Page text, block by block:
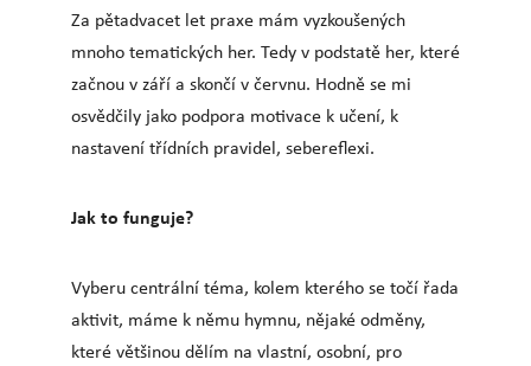
Za pětadvacet let praxe mám vyzkoušených
mnoho tematických her. Tedy v podstatě her, které
začnou v září a skončí v červnu. Hodně se mi
osvědčily jako podpora motivace k učení, k
nastavení třídních pravidel, sebereflexi.
Jak to funguje?
Vyberu centrální téma, kolem kterého se točí řada
aktivit, máme k němu hymnu, nějaké odměny,
které většinou dělím na vlastní, osobní, pro